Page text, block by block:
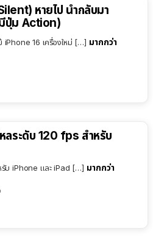
หายไป นำกลับมา
ปุ่ม Action)
iPhone 16 เครื่องใหม่ […] มากกว่า
ลระดับ 120 fps สำหรับ
หรับ iPhone และ iPad […] มากกว่า